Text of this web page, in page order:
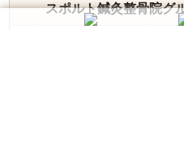
スポルト鍼灸整骨院